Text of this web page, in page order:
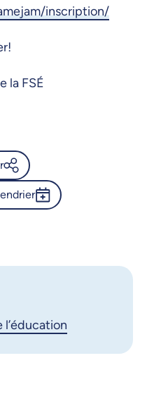
inscription/
la FSÉ
de l’Université de